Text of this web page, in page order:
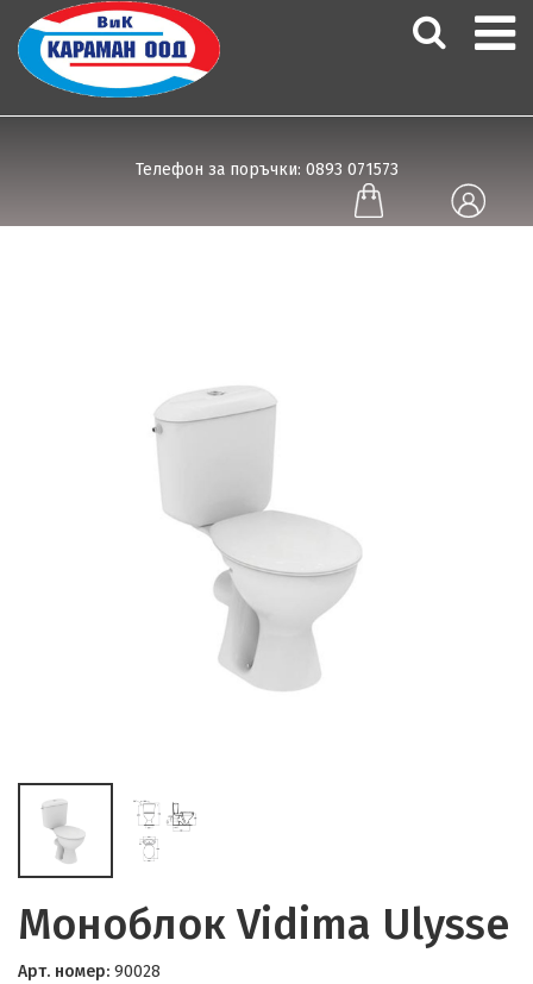
Телефон за поръчки: 0893 071573
Моноблок Vidima Ulysse
Арт. номер: 90028